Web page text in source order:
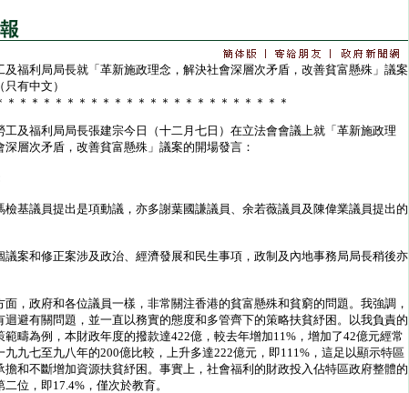
及福利局局長就「革新施政理念，解決社會深層次矛盾，改善貧富懸殊」議案
有中文）
＊＊＊＊＊＊＊＊＊＊＊＊＊＊＊＊＊＊＊＊＊＊＊＊
福利局局長張建宗今日（十二月七日）在立法會會議上就「革新施政理
深層次矛盾，改善貧富懸殊」議案的開場發言：
議員提出是項動議，亦多謝葉國謙議員、余若薇議員及陳偉業議員提出的
和修正案涉及政治、經濟發展和民生事項，政制及內地事務局局長稍後亦
政府和各位議員一樣，非常關注香港的貧富懸殊和貧窮的問題。我強調，
迴避有關問題，並一直以務實的態度和多管齊下的策略扶貧紓困。以我負責的
範疇為例，本財政年度的撥款達422億，較去年增加11%，增加了42億元經常
九九七至九八年的200億比較，上升多達222億元，即111%，這足以顯示特區
擔和不斷增加資源扶貧紓困。事實上，社會福利的財政投入佔特區政府整體的
位，即17.4%，僅次於教育。